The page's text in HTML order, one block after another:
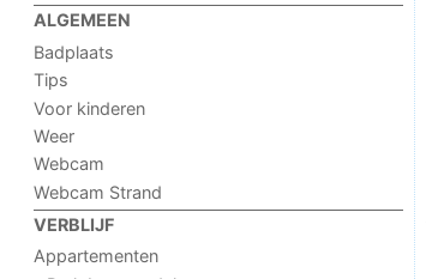
ALGEMEEN
Badplaats
Tips
Voor kinderen
Weer
Webcam
Webcam Strand
VERBLIJF
Appartementen